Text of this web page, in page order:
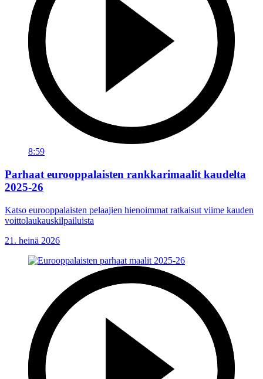
8:59
Parhaat eurooppalaisten rankkarimaalit kaudelta
2025-26
Katso eurooppalaisten pelaajien hienoimmat ratkaisut viime kauden
voittolaukauskilpailuista
21. heinä 2026